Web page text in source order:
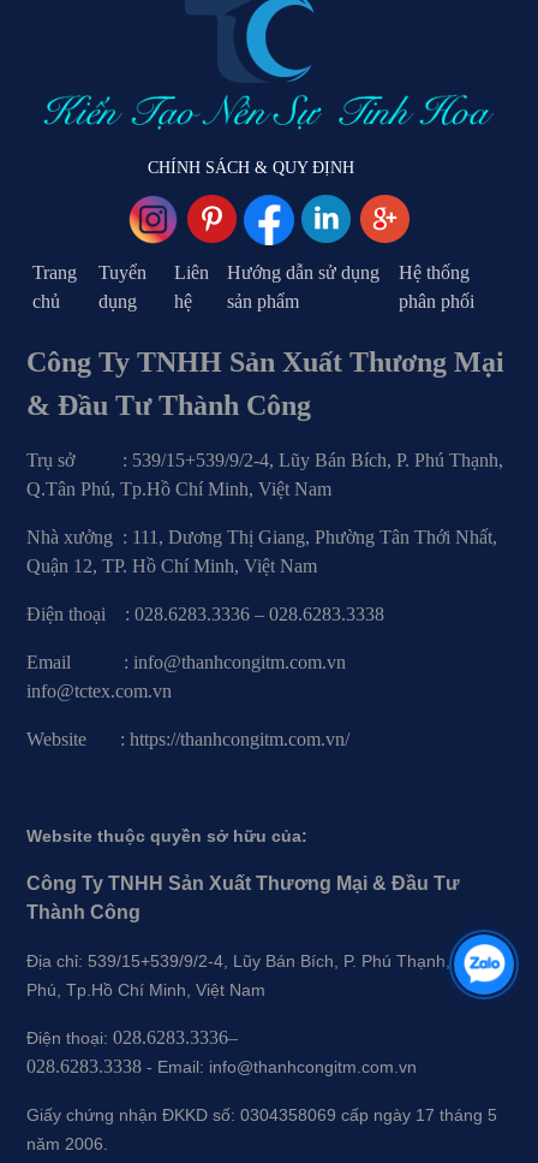
CHÍNH SÁCH & QUY ĐỊNH
Trang
chủ
Tuyển
dụng
Liên
hệ
Hướng dẫn sử dụng
sản phẩm
Hệ thống
phân phối
Công Ty TNHH Sản Xuất Thương Mại
& Đầu Tư Thành Công
Trụ sở : 539/15+539/9/2-4, Lũy Bán Bích, P. Phú Thạnh,
Q.Tân Phú, Tp.Hồ Chí Minh, Việt Nam
Nhà xưởng : 111, Dương Thị Giang, Phường Tân Thới Nhất,
Quận 12, TP. Hồ Chí Minh, Việt Nam
Điện thoại : 028.6283.3336 – 028.6283.3338
Email : info@thanhcongitm.com.vn
info@tctex.com.vn
Website : https://thanhcongitm.com.vn/
Website thuộc quyền sở hữu của:
Công Ty TNHH Sản Xuất Thương Mại & Đầu Tư
Thành Công
Địa chỉ: 539/15+539/9/2-4, Lũy Bán Bích, P. Phú Thạnh, Q.Tân
Phú, Tp.Hồ Chí Minh, Việt Nam
Điện thoại:028.6283.3336–
028.6283.3338 - Email: info@thanhcongitm.com.vn
Giấy chứng nhận ĐKKD số: 0304358069 cấp ngày 17 tháng 5
năm 2006.